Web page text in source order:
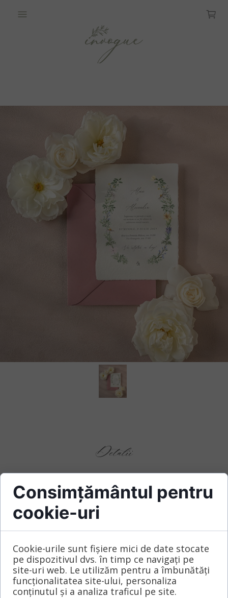
Detalii
CARD INVITAȚIE - hârtie manuală albă
PLIC INVITAȚIE - plic premium diamond shape
TIPĂRIRE - digitală
DIMENSIUNE - 127x177 mm
Consimțământul pentru
cookie-uri
Cookie-urile sunt fișiere mici de date stocate
pe dispozitivul dvs. în timp ce navigați pe
site-uri web. Le utilizăm pentru a îmbunătăți
funcționalitatea site-ului, personaliza
conținutul și a analiza traficul pe site.